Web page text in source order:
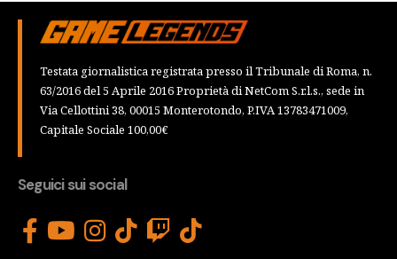
Testata giornalistica registrata presso il Tribunale di Roma, n.
63/2016 del 5 Aprile 2016 Proprietà di NetCom S.r.l.s., sede in
Via Cellottini 38, 00015 Monterotondo, P.IVA 13783471009,
Capitale Sociale 100,00€
Seguici sui social